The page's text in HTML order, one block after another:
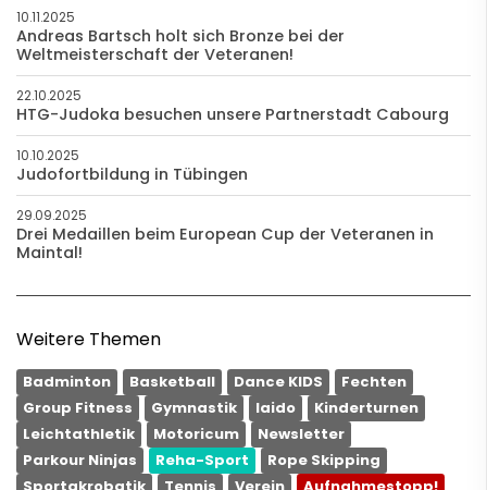
10.11.2025
Andreas Bartsch holt sich Bronze bei der
Weltmeisterschaft der Veteranen!
22.10.2025
HTG-Judoka besuchen unsere Partnerstadt Cabourg
10.10.2025
Judofortbildung in Tübingen
29.09.2025
Drei Medaillen beim European Cup der Veteranen in
Maintal!
Weitere Themen
Badminton Basketball Dance KIDS
Fechten
Group Fitness
Gymnastik Iaido
Kinderturnen
Leichtathletik
Motoricum
Newsletter
Parkour Ninjas
Reha-Sport
Rope Skipping